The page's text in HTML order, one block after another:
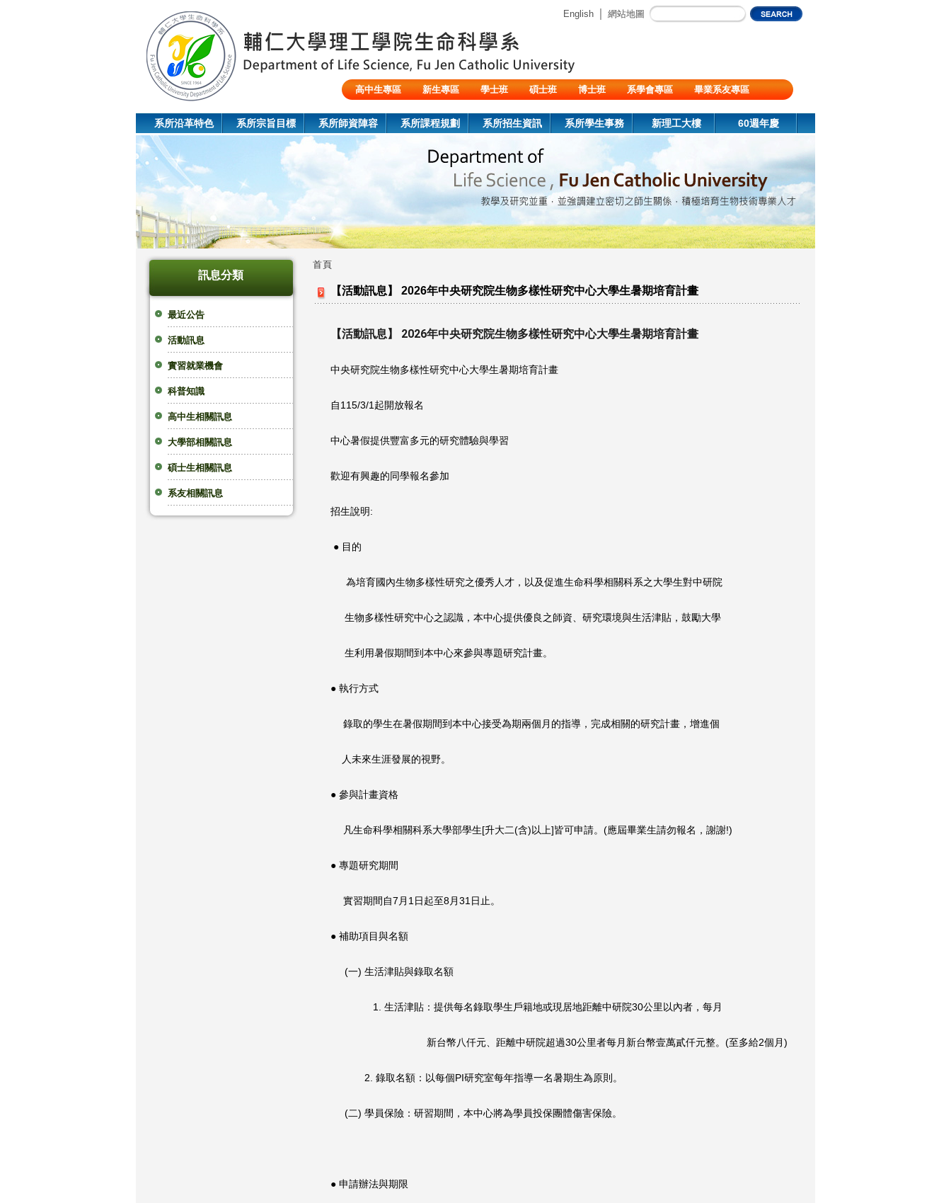
English 網站地圖
高中生專區 新生專區 學士班 碩士班 博士班 系學會專區
畢業系友專區
系所沿革特色 系所宗旨目標 系所師資陣容 系所課程規劃 系所招生資訊 系所學生事務 新理工大樓 60週年慶
訊息分類
最近公告
活動訊息
實習就業機會
科普知識
高中生相關訊息
大學部相關訊息
碩士生相關訊息
系友相關訊息
您
首頁
【活動訊息】 2026年中央研究院生物多樣性研究中心大學生暑期培育計畫
【活動訊息】 2026年中央研究院生物多樣性研究中心大學生暑期培育計畫
中央研究院生物多樣性研究中心大學生暑期培育計畫
自115/3/1起開放報名
中心暑假提供豐富多元的研究體驗與學習
歡迎有興趣的同學報名參加
招生說明:
● 目的
為培育國內生物多樣性研究之優秀人才， 以及促進生命科學相關科系之大學生對中研院
生物多樣性研究中心之認識，本中心提供優良之師資、 研究環境與生活津貼，鼓勵大學
生利用暑假期間到本中心來參與專題研究計畫。
● 執行方式
錄取的學生在暑假期間到本中心接受為期兩個月的指導， 完成相關的研究計畫，增進個
人未來生涯發展的視野。
● 參與計畫資格
凡生命科學相關科系大學部學生[升大二(含)以上]皆可申請。(應屆畢業生請勿報名，謝謝!)
● 專題研究期間
實習期間自7月1日起至8月31日止。
● 補助項目與名額
(一) 生活津貼與錄取名額
1. 生活津貼：提供每名錄取學生戶籍地或現居地距離中研院30公里以內者，每月
新台幣八仟元、距離中研院超過30公里者每月新台幣壹萬貳仟元整。(至多給2個月)
2. 錄取名額：以每個PI研究室每年指導一名暑期生為原則。
(二) 學員保險：研習期間，本中心將為學員投保團體傷害保險。
● 申請辦法與期限